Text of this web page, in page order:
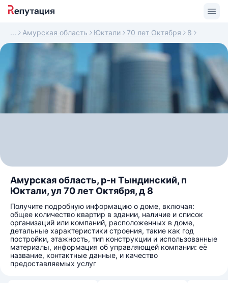
Амурская область Юктали 70 лет Октября 8
Амурская область, р-н Тындинский, п
Юктали, ул 70 лет Октября, д 8
Получите подробную информацию о доме, включая:
общее количество квартир в здании, наличие и список
организаций или компаний, расположенных в доме,
детальные характеристики строения, такие как год
постройки, этажность, тип конструкции и использованные
материалы, информация об управляющей компании: её
название, контактные данные, и качество
предоставляемых услуг